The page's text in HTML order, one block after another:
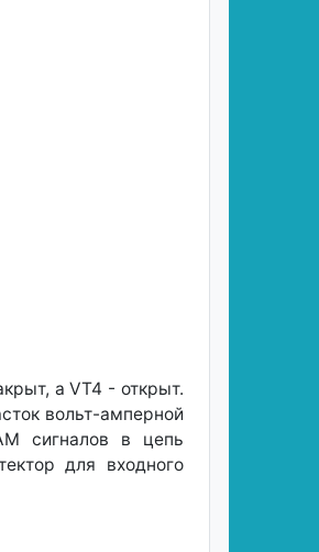
a VT4 - открыт.
вольт-амперной
сигналов в цепь
для входного